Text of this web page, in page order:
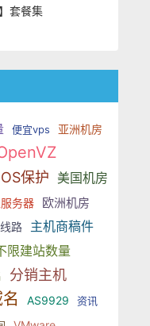
VPS 月付低至 6
主要分为亚洲和美
。其 VPS 产品基
洲 VPS 月付低至 6
中心覆盖中国香
构，配备 NVMe
洲 VPS 月付低至 6
，主营 VPS /
构，配备 NVMe
主要分为亚洲和美
洲 VPS 月付低至 6
套餐集
中心覆盖中国香
构，配备 NVMe
主要分为亚洲和美
洲 VPS 月付低至 6
便宜vps 亚洲机房
保护 美国机房
务器 欧洲机房
路 主机商稿件
限建站数量
分销主机
AS9929
资讯